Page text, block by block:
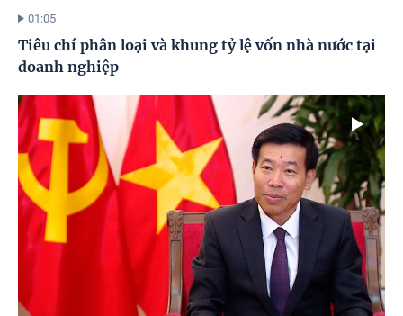
01:05
Tiêu chí phân loại và khung tỷ lệ vốn nhà nước tại
doanh nghiệp